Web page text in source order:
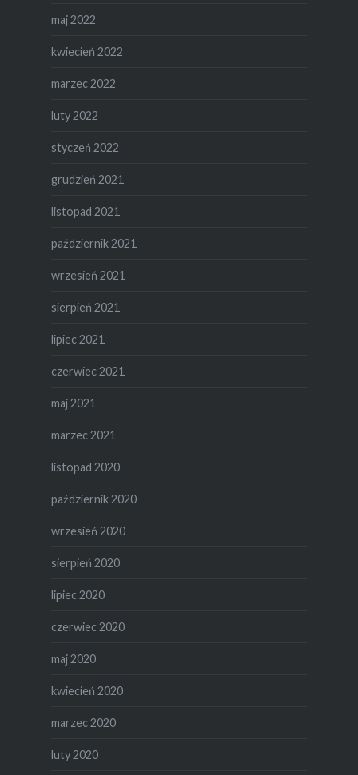
maj 2022
kwiecień 2022
marzec 2022
luty 2022
styczeń 2022
grudzień 2021
listopad 2021
październik 2021
wrzesień 2021
sierpień 2021
lipiec 2021
czerwiec 2021
maj 2021
marzec 2021
listopad 2020
październik 2020
wrzesień 2020
sierpień 2020
lipiec 2020
czerwiec 2020
maj 2020
kwiecień 2020
marzec 2020
luty 2020